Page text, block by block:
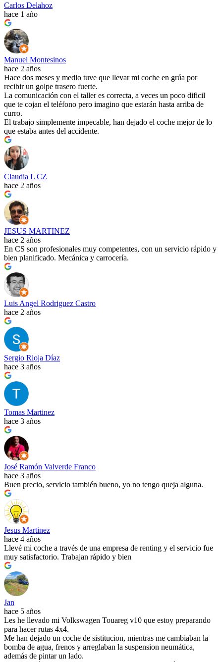
Carlos Delahoz
hace 1 año
Manuel Montesinos
hace 2 años
Hace dos meses y medio tuve que llevar mi coche en grúa por
recibir un golpe trasero fuerte.
La comunicación con el taller es correcta, a veces un poco dificil
que te cojan el teléfono pero imagino que estarán hasta arriba de
curro.
El trabajo simplemente impecable, han dejado el coche mejor de lo
que estaba antes del accidente.
Claudia L CZ
hace 2 años
JESUS MARTINEZ
hace 2 años
En CS son profesionales muy competentes, con un servicio rápido y
bien planificado. Mecánica y carrocería.
Luis Angel Rodriguez Castro
hace 2 años
Sergio Rioja Díaz
hace 3 años
Tomas Martinez
hace 3 años
José Ramón Valverde Franco
hace 3 años
Buen precio, servicio también bueno, yo no tengo queja alguna.
Jesus Martinez
hace 4 años
Llevé mi coche a través de una empresa de renting y el servicio fue
muy satisfactorio. Trabajan rápido y bien
Jan
hace 5 años
Les he llevado mi Volkswagen Touareg v10 que estoy preparando
para hacer rutas 4x4.
Me han dejado un coche de sistitucion, mientras me cambiaban la
bomba de agua, frenos y arreglaban la suspension neumática,
además de pintar un lado.